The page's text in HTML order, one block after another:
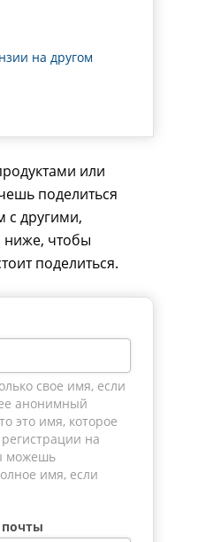
на другом
или
поделиться
другими,
ниже, чтобы
поделиться.
свое имя, если
анонимный
это имя, которое
на
можешь
имя, если
почты